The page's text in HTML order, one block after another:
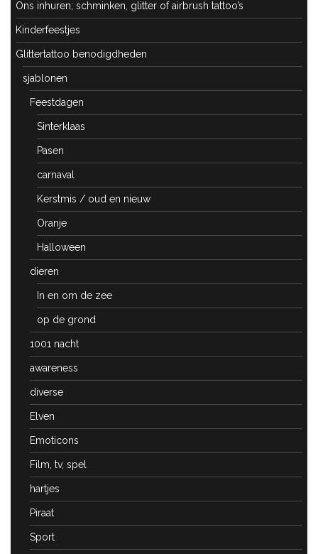
Ons inhuren; schminken, glitter of airbrush tattoo’s
Kinderfeestjes
Glittertattoo benodigdheden
sjablonen
Feestdagen
Sinterklaas
Pasen
carnaval
Kerstmis / oud en nieuw
Oranje
Halloween
dieren
In en om de zee
op de grond
1001 nacht
awareness
diverse
Elven
Emoticons
Film, tv, spel
hartjes
Piraat
Sport